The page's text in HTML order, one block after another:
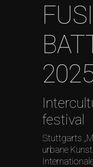
festival
Stuttgarts
urbane